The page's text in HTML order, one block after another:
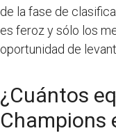
de la fase de
es feroz y sólo los
oportunidad de
¿Cuántos
Champions